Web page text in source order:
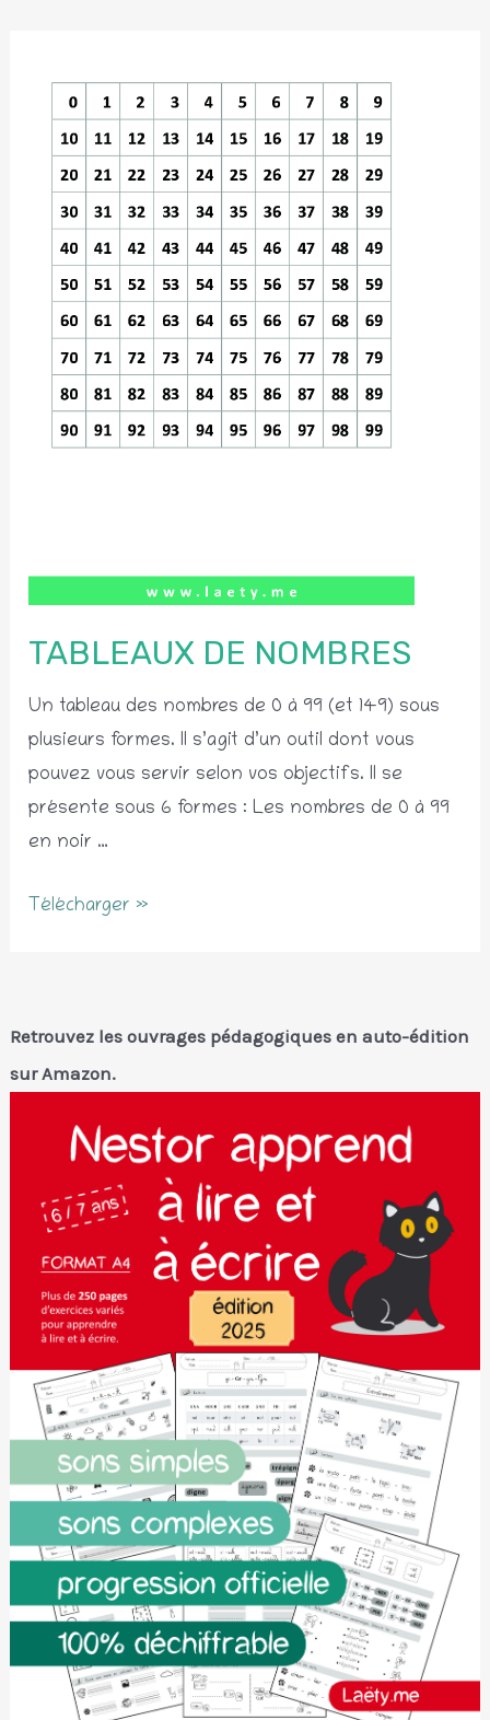
Retrouvez les ouvrages pédagogiques en auto-édition
sur Amazon.
TABLEAUX DE NOMBRES
Un tableau des nombres de 0 à 99 (et 149) sous
plusieurs formes. Il s’agit d’un outil dont vous
pouvez vous servir selon vos objectifs. Il se
présente sous 6 formes : Les nombres de 0 à 99
en noir …
Tableaux
Télécharger »